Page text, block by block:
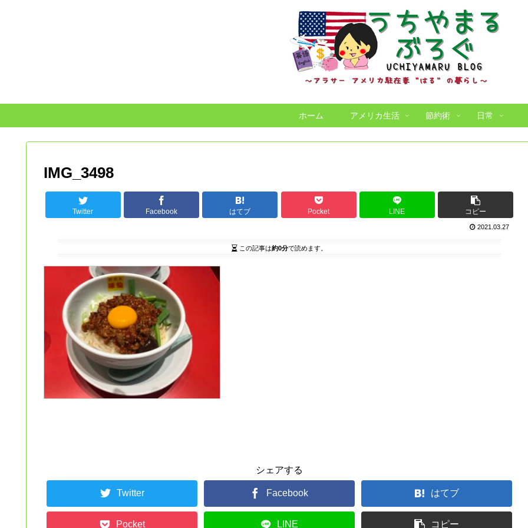
ホーム アメリカ生活 節約術 日常
IMG_3498
Twitter Facebook はてブ Pocket LINE コピー
2021.03.27
この記事は約0分で読めます。
シェアする
Twitter Facebook はてブ
Pocket LINE コピー